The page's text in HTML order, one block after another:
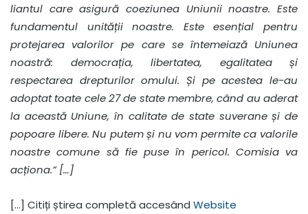
liantul care asigură coeziunea Uniunii noastre. Este
fundamentul unității noastre. Este esențial pentru
protejarea valorilor pe care se întemeiază Uniunea
noastră: democrația, libertatea, egalitatea și
respectarea drepturilor omului. Și pe acestea le-au
adoptat toate cele 27 de state membre, când au aderat
la această Uniune, în calitate de state suverane și de
popoare libere. Nu putem și nu vom permite ca valorile
noastre comune să fie puse în pericol. Comisia va
acționa.” […]
[…] Citiți știrea completă accesând Website